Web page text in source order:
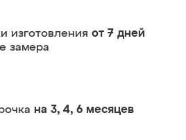
изготовления от 7 дней
замера
на 3, 4, 6 месяцев